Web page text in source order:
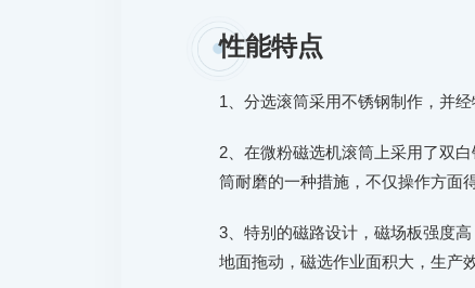
性能特点
1、分选滚筒采用不锈钢制作，并
2、在微粉磁选机滚筒上采用了双
筒耐磨的一种措施，不仅操作方面
3、特别的磁路设计，磁场板强度
地面拖动，磁选作业面积大，生产